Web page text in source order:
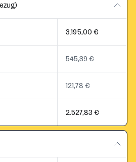
3.195,00 €
545,39 €
121,78 €
2.527,83 €